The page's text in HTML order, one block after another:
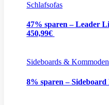
Schlafsofas
47% sparen – Leader
450,99€
Sideboards & Kommoden
8% sparen –